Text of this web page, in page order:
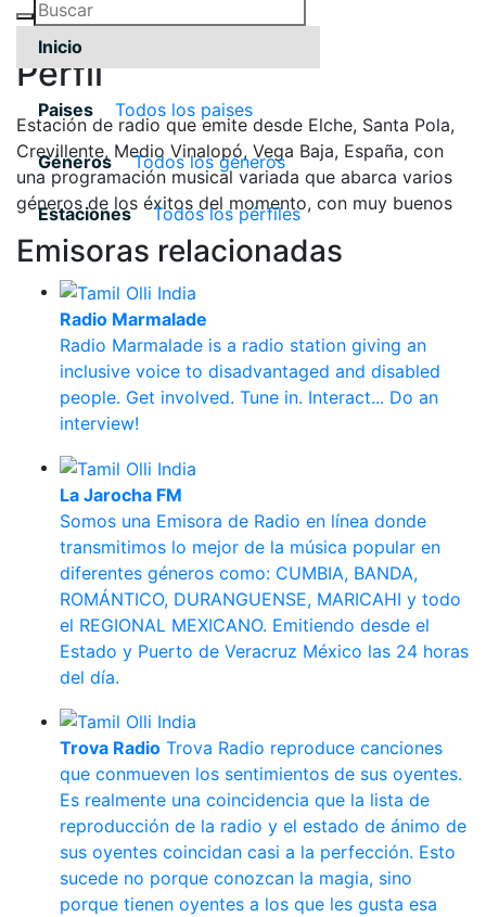
Inicio
Paises Todos los paises
Géneros Todos los géneros
Estaciones Todos los pérfiles
Pérfil
Estación de radio que emite desde Elche, Santa Pola,
Crevillente, Medio Vinalopó, Vega Baja, España, con
una programación musical variada que abarca varios
géneros de los éxitos del momento, con muy buenos
Emisoras relacionadas
Radio Marmalade
Radio Marmalade is a radio station giving an
inclusive voice to disadvantaged and disabled
people. Get involved. Tune in. Interact... Do an
interview!
La Jarocha FM
Somos una Emisora de Radio en línea donde
transmitimos lo mejor de la música popular en
diferentes géneros como: CUMBIA, BANDA,
ROMÁNTICO, DURANGUENSE, MARICAHI y todo
el REGIONAL MEXICANO. Emitiendo desde el
Estado y Puerto de Veracruz México las 24 horas
del día.
Trova Radio Trova Radio reproduce canciones
que conmueven los sentimientos de sus oyentes.
Es realmente una coincidencia que la lista de
reproducción de la radio y el estado de ánimo de
sus oyentes coincidan casi a la perfección. Esto
sucede no porque conozcan la magia, sino
porque tienen oyentes a los que les gusta esa